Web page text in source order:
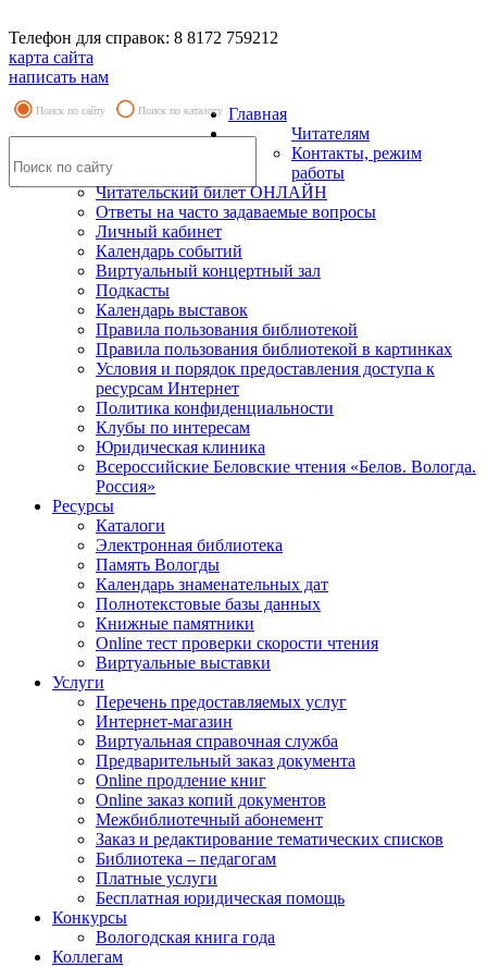
Телефон для справок: 8 8172 759212
карта сайта
написать нам
Поиск по сайту Поиск по каталогу Главная
Читателям
Контакты, режим
работы
Читательский билет ОНЛАЙН
Ответы на часто задаваемые вопросы
Личный кабинет
Календарь событий
Виртуальный концертный зал
Подкасты
Календарь выставок
Правила пользования библиотекой
Правила пользования библиотекой в картинках
Условия и порядок предоставления доступа к
ресурсам Интернет
Политика конфиденциальности
Клубы по интересам
Юридическая клиника
Всероссийские Беловские чтения «Белов. Вологда.
Россия»
Ресурсы
Каталоги
Электронная библиотека
Память Вологды
Календарь знаменательных дат
Полнотекстовые базы данных
Книжные памятники
Online тест проверки скорости чтения
Виртуальные выставки
Услуги
Перечень предоставляемых услуг
Интернет-магазин
Виртуальная справочная служба
Предварительный заказ документа
Online продление книг
Online заказ копий документов
Межбиблиотечный абонемент
Заказ и редактирование тематических списков
Библиотека – педагогам
Платные услуги
Бесплатная юридическая помощь
Конкурсы
Вологодская книга года
Коллегам